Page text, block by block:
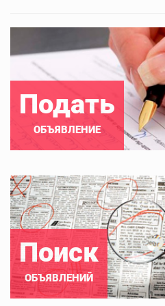
Подать
ОБЪЯВЛЕНИЕ
Поиск
ОБЪЯВЛЕНИЙ